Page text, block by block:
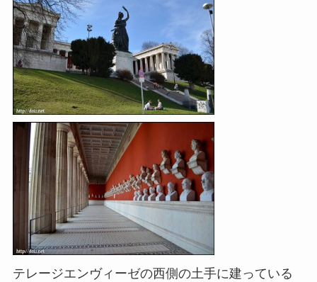
テレージエンヴィーゼの西側の土手に建っている